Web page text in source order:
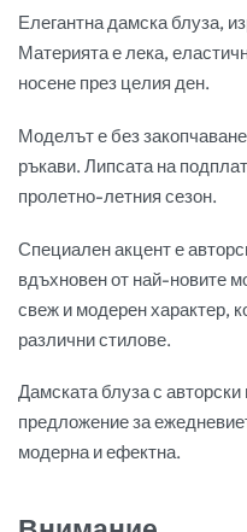
Елегантна дамска блуза,
Материята е лека,
носене през целия ден.
Моделът е без
ръкави. Липсата на
пролетно-летния сезон.
Специален акцент е
вдъхновен от най-новите
свеж и модерен характер,
различни стилове.
Дамската блуза с
предложение за
модерна и ефектна.